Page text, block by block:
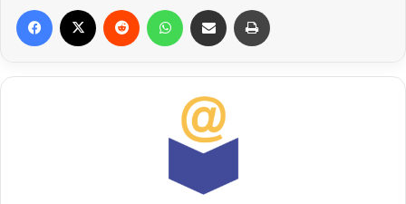
Facebook Reddit WhatsAppCompartilhar via e-mail